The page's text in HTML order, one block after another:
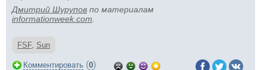
Дмитрий Шурупов по материалам
informationweek.com
FSF, Sun
Комментировать (0)